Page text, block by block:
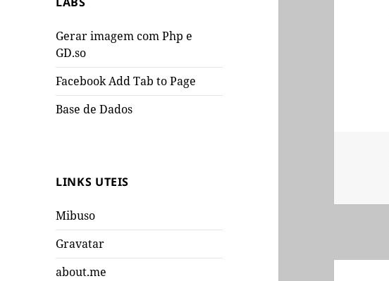
Gerar imagem com Php e
GD.so
Facebook Add Tab to Page
Base de Dados
LINKS UTEIS
Mibuso
Gravatar
about.me